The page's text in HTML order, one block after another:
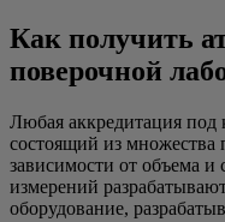
Как получить
поверочной
Любая аккредитация под
состоящий из
зависимости от объема
измерений
оборудование,